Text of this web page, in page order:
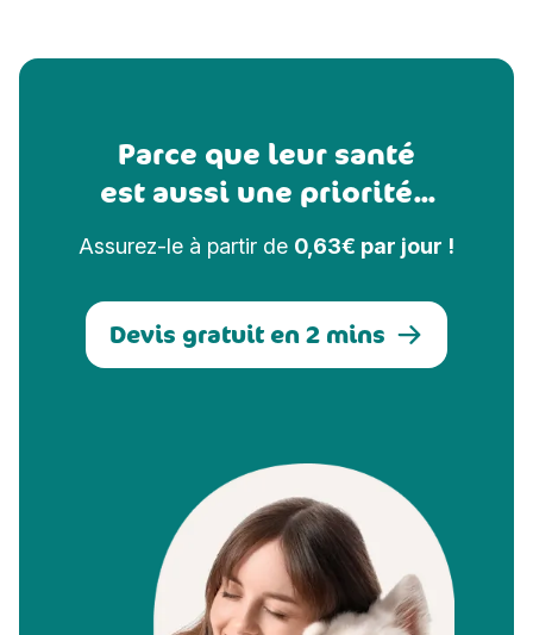
Parce que leur santé
est aussi une priorité...
Assurez-le à partir de 0,63€ par jour !
Devis gratuit en 2 mins